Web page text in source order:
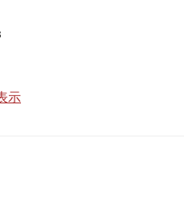
示